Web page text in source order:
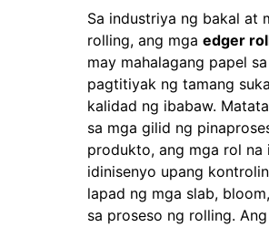
Sa industriya ng bakal at
rolling, ang mga edger
may mahalagang papel sa
pagtitiyak ng tamang
kalidad ng ibabaw.
sa mga gilid ng
produkto, ang mga rol na
idinisenyo upang
lapad ng mga slab,
sa proseso ng rolling.